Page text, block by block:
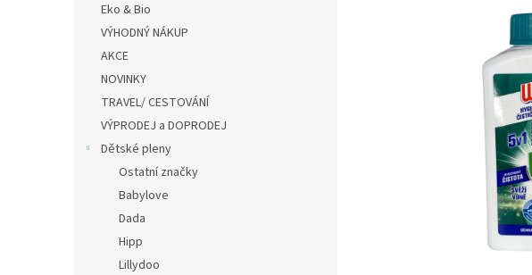
Eko & Bio
VÝHODNÝ NÁKUP
AKCE
NOVINKY
TRAVEL/ CESTOVÁNÍ
VÝPRODEJ a DOPRODEJ
Dětské pleny
Ostatní značky
Babylove
Dada
Hipp
Lillydoo
hvězdiček.